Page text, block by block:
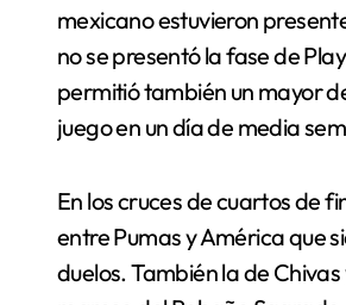
mexicano estuvieron
no se presentó la fase de
permitió también un mayor
juego en un día de media
En los cruces de cuartos de
entre Pumas y América que
duelos. También la de